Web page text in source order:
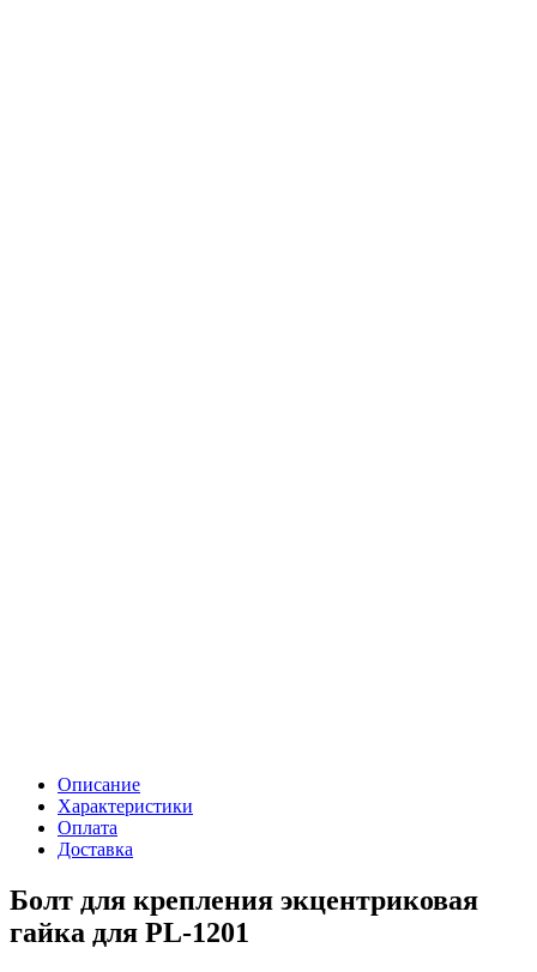
Описание
Характеристики
Оплата
Доставка
Болт для крепления экцентриковая
гайка для PL-1201